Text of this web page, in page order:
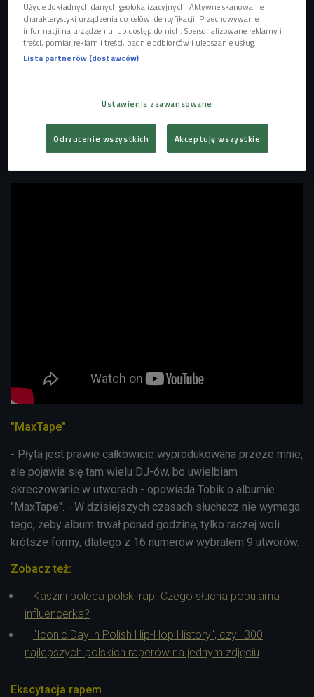
duszy, którą daje oldschoolowy hip-hop.
"MaxTape"
- Płyta jest prawie całkowicie wyprodukowana przeze mnie,
ale pojawia się tam wielu DJ-ów, bo uwielbiam
skreczowanie w utworach - opowiada Tobik o albumie
"MaxTape". - W dzisiejszych czasach słuchacz nie wymaga
tego, żeby album trwał ponad godzinę, tylko raczej woli
krótsze formy, dlatego z 16 numerów wybrałem 9 utworów.
Zobacz też:
Kaszini poleca polski rap. Czego słucha popularna
influencerka?
"Iconic Day in Polish Hip-Hop History", czyli 300
najlepszych polskich raperów na jednym zdjęciu
Ekscytacja rapem
Użycie dokładnych danych geolokalizacyjnych. Aktywne skanowanie
charakterystyki urządzenia do celów identyfikacji. Przechowywanie
informacji na urządzeniu lub dostęp do nich. Spersonalizowane reklamy i
treści, pomiar reklam i treści, badnie odbiorców i ulepszanie usług.
Lista partnerów (dostawców)
Ustawienia zaawansowane
Odrzucenie wszystkich Akceptuję wszystkie